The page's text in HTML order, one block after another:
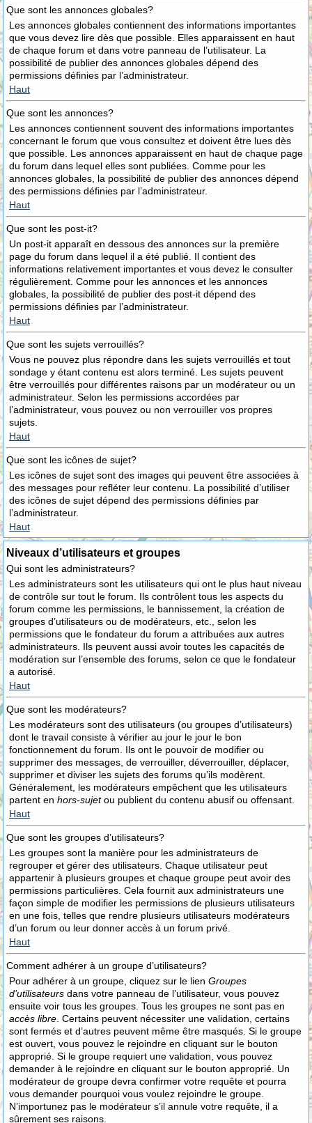
Que sont les annonces globales?
Les annonces globales contiennent des informations importantes
que vous devez lire dès que possible. Elles apparaissent en haut
de chaque forum et dans votre panneau de l’utilisateur. La
possibilité de publier des annonces globales dépend des
permissions définies par l’administrateur.
Haut
Que sont les annonces?
Les annonces contiennent souvent des informations importantes
concernant le forum que vous consultez et doivent être lues dès
que possible. Les annonces apparaissent en haut de chaque page
du forum dans lequel elles sont publiées. Comme pour les
annonces globales, la possibilité de publier des annonces dépend
des permissions définies par l’administrateur.
Haut
Que sont les post-it?
Un post-it apparaît en dessous des annonces sur la première
page du forum dans lequel il a été publié. Il contient des
informations relativement importantes et vous devez le consulter
régulièrement. Comme pour les annonces et les annonces
globales, la possibilité de publier des post-it dépend des
permissions définies par l’administrateur.
Haut
Que sont les sujets verrouillés?
Vous ne pouvez plus répondre dans les sujets verrouillés et tout
sondage y étant contenu est alors terminé. Les sujets peuvent
être verrouillés pour différentes raisons par un modérateur ou un
administrateur. Selon les permissions accordées par
l’administrateur, vous pouvez ou non verrouiller vos propres
sujets.
Haut
Que sont les icônes de sujet?
Les icônes de sujet sont des images qui peuvent être associées à
des messages pour refléter leur contenu. La possibilité d’utiliser
des icônes de sujet dépend des permissions définies par
l’administrateur.
Haut
Niveaux d’utilisateurs et groupes
Qui sont les administrateurs?
Les administrateurs sont les utilisateurs qui ont le plus haut niveau
de contrôle sur tout le forum. Ils contrôlent tous les aspects du
forum comme les permissions, le bannissement, la création de
groupes d’utilisateurs ou de modérateurs, etc., selon les
permissions que le fondateur du forum a attribuées aux autres
administrateurs. Ils peuvent aussi avoir toutes les capacités de
modération sur l’ensemble des forums, selon ce que le fondateur
a autorisé.
Haut
Que sont les modérateurs?
Les modérateurs sont des utilisateurs (ou groupes d’utilisateurs)
dont le travail consiste à vérifier au jour le jour le bon
fonctionnement du forum. Ils ont le pouvoir de modifier ou
supprimer des messages, de verrouiller, déverrouiller, déplacer,
supprimer et diviser les sujets des forums qu’ils modèrent.
Généralement, les modérateurs empêchent que les utilisateurs
partent en hors-sujetou publient du contenu abusif ou offensant.
Haut
Que sont les groupes d’utilisateurs?
Les groupes sont la manière pour les administrateurs de
regrouper et gérer des utilisateurs. Chaque utilisateur peut
appartenir à plusieurs groupes et chaque groupe peut avoir des
permissions particulières. Cela fournit aux administrateurs une
façon simple de modifier les permissions de plusieurs utilisateurs
en une fois, telles que rendre plusieurs utilisateurs modérateurs
d’un forum ou leur donner accès à un forum privé.
Haut
Comment adhérer à un groupe d’utilisateurs?
Pour adhérer à un groupe, cliquez sur le lien Groupes
d’utilisateurs dans votre panneau de l’utilisateur, vous pouvez
ensuite voir tous les groupes. Tous les groupes ne sont pas en
accès libre . Certains peuvent nécessiter une validation, certains
sont fermés et d’autres peuvent même être masqués. Si le groupe
est ouvert, vous pouvez le rejoindre en cliquant sur le bouton
approprié. Si le groupe requiert une validation, vous pouvez
demander à le rejoindre en cliquant sur le bouton approprié. Un
modérateur de groupe devra confirmer votre requête et pourra
vous demander pourquoi vous voulez rejoindre le groupe.
N’importunez pas le modérateur s’il annule votre requête, il a
sûrement ses raisons.